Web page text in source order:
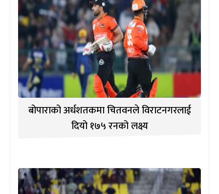
बोपाराको अर्धशतकमा चितवनले विराटनगरलाई
दियो १७५ रनको लक्ष्य